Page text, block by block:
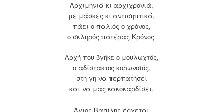
Αρχιμηνιά κι αρχιχρονιά,
με μάσκες κι αντισηπτικά,
πάει ο παλιός ο χρόνος,
ο σκληρός πατέρας Κρόνος.
Αρχή που βγήκε ο μουλωχτός,
ο αδίστακτος κορωνοϊός,
στη γη να περπατήσει
και να μας κακοκαρδίσει.
Άγιος Βασίλης έρχεται